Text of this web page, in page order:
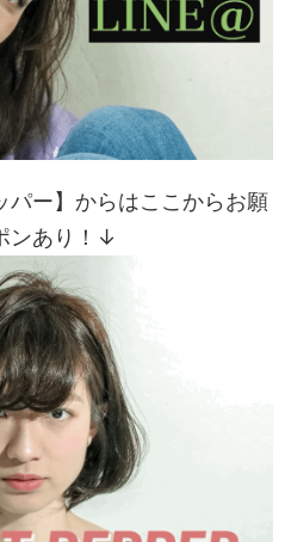
パー】からはここからお願
ンあり！↓